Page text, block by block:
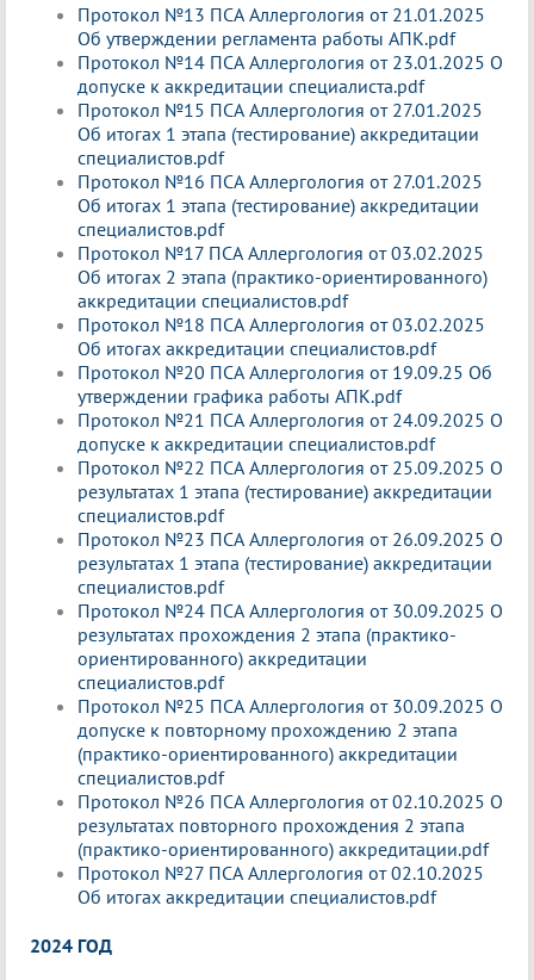
Протокол №13 ПСА Аллергология от 21.01.2025
Об утверждении регламента работы АПК.pdf
Протокол №14 ПСА Аллергология от 23.01.2025 О
допуске к аккредитации специалиста.pdf
Протокол №15 ПСА Аллергология от 27.01.2025
Об итогах 1 этапа (тестирование) аккредитации
специалистов.pdf
Протокол №16 ПСА Аллергология от 27.01.2025
Об итогах 1 этапа (тестирование) аккредитации
специалистов.pdf
Протокол №17 ПСА Аллергология от 03.02.2025
Об итогах 2 этапа (практико-ориентированного)
аккредитации специалистов.pdf
Протокол №18 ПСА Аллергология от 03.02.2025
Об итогах аккредитации специалистов.pdf
Протокол №20 ПСА Аллергология от 19.09.25 Об
утверждении графика работы АПК.pdf
Протокол №21 ПСА Аллергология от 24.09.2025 О
допуске к аккредитации специалистов.pdf
Протокол №22 ПСА Аллергология от 25.09.2025 О
результатах 1 этапа (тестирование) аккредитации
специалистов.pdf
Протокол №23 ПСА Аллергология от 26.09.2025 О
результатах 1 этапа (тестирование) аккредитации
специалистов.pdf
Протокол №24 ПСА Аллергология от 30.09.2025 О
результатах прохождения 2 этапа (практико-
ориентированного) аккредитации
специалистов.pdf
Протокол №25 ПСА Аллергология от 30.09.2025 О
допуске к повторному прохождению 2 этапа
(практико-ориентированного) аккредитации
специалистов.pdf
Протокол №26 ПСА Аллергология от 02.10.2025 О
результатах повторного прохождения 2 этапа
(практико-ориентированного) аккредитации.pdf
Протокол №27 ПСА Аллергология от 02.10.2025
Об итогах аккредитации специалистов.pdf
2024 ГОД